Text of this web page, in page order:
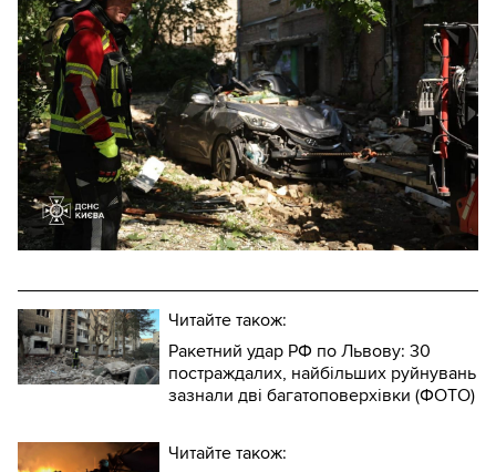
Читайте також:
Ракетний удар РФ по Львову: 30
постраждалих, найбільших руйнувань
зазнали дві багатоповерхівки (ФОТО)
Читайте також: